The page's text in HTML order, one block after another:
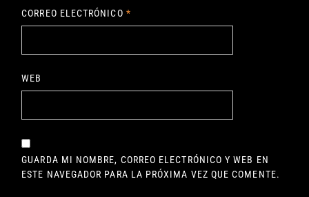
CORREO ELECTRÓNICO *
WEB
GUARDA MI NOMBRE, CORREO ELECTRÓNICO Y WEB EN
ESTE NAVEGADOR PARA LA PRÓXIMA VEZ QUE COMENTE.